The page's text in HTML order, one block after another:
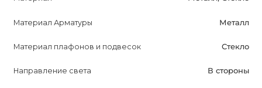
насладиться отличным качеством и долговечностью. С
гарантией на 12 месяцев вы можете быть уверены в
Материал Арматуры Металл
Материал плафонов и подвесок Стекло
Направление света В стороны